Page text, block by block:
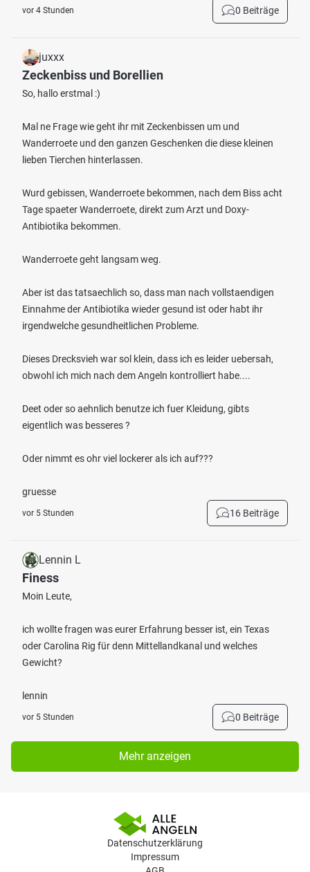
vor 4 Stunden 0 Beiträge
juxxx
Zeckenbiss und Borellien
So, hallo erstmal :)
Mal ne Frage wie geht ihr mit Zeckenbissen um und
Wanderroete und den ganzen Geschenken die diese kleinen
lieben Tierchen hinterlassen.
Wurd gebissen, Wanderroete bekommen, nach dem Biss acht
Tage spaeter Wanderroete, direkt zum Arzt und Doxy-
Antibiotika bekommen.
Wanderroete geht langsam weg.
Aber ist das tatsaechlich so, dass man nach vollstaendigen
Einnahme der Antibiotika wieder gesund ist oder habt ihr
irgendwelche gesundheitlichen Probleme.
Dieses Drecksvieh war sol klein, dass ich es leider uebersah,
obwohl ich mich nach dem Angeln kontrolliert habe....
Deet oder so aehnlich benutze ich fuer Kleidung, gibts
eigentlich was besseres ?
Oder nimmt es ohr viel lockerer als ich auf???
gruesse
vor 5 Stunden 16 Beiträge
Lennin L
Finess
Moin Leute,
ich wollte fragen was eurer Erfahrung besser ist, ein Texas
oder Carolina Rig für denn Mittellandkanal und welches
Gewicht?
lennin
vor 5 Stunden 0 Beiträge
Mehr anzeigen
Datenschutzerklärung
Impressum